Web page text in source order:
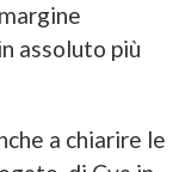
assoluto più
a chiarire le